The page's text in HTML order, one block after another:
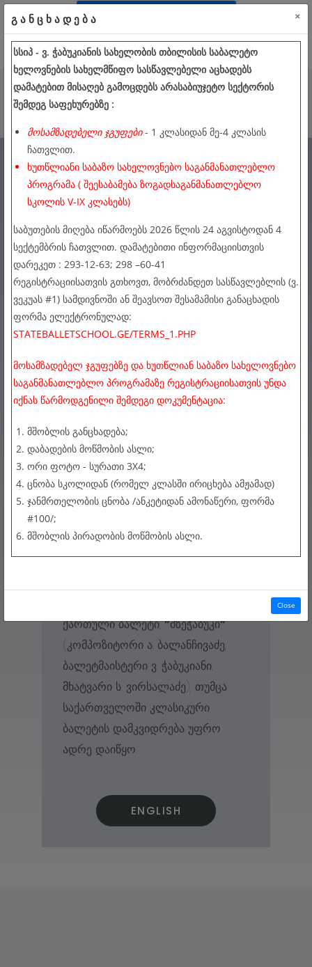
კონფიდენციალურობის პოლიტიკა
გ ა ნ ც ხ ა დ ე ბ ა ×
ᲡᲡᲘᲞ - Ვ. ᲭᲐᲑᲣᲙᲘᲐᲜᲘᲡ ᲡᲐᲮᲔᲚᲝᲑᲘᲡ ᲗᲑᲘᲚᲘᲡᲘᲡ ᲡᲐᲑᲐᲚᲔᲢᲝ
ᲮᲔᲚᲝᲕᲜᲔᲑᲘᲡ ᲡᲐᲮᲔᲚᲛᲬᲘᲤᲝ ᲡᲐᲡᲬᲐᲕᲚᲔᲑᲔᲚᲘ ᲐᲪᲮᲐᲓᲔᲑᲡ
ᲓᲐᲛᲐᲢᲔᲑᲘᲗ ᲛᲘᲡᲐᲦᲔᲑ ᲒᲐᲛᲝᲪᲓᲔᲑᲡ ᲐᲠᲐᲡᲐᲑᲘᲣᲯᲔᲢᲝ ᲡᲔᲥᲢᲝᲠᲘᲡ
ᲨᲔᲛᲓᲔᲒ ᲡᲐᲤᲔᲮᲣᲠᲔᲑᲖᲔ :
ᲛᲝᲡᲐᲛᲖᲐᲓᲔᲑᲔᲚᲘ ᲯᲒᲣᲤᲔᲑᲘ- 1 ᲙᲚᲐᲡᲘᲓᲐᲜ ᲛᲔ-4 ᲙᲚᲐᲡᲘᲡ
ᲩᲐᲗᲕᲚᲘᲗ.
ᲮᲣᲗᲬᲚᲘᲐᲜᲘ ᲡᲐᲑᲐᲖᲝ ᲡᲐᲮᲔᲚᲝᲕᲜᲔᲑᲝ ᲡᲐᲒᲐᲜᲛᲐᲜᲐᲗᲚᲔᲑᲚᲝ
ᲞᲠᲝᲒᲠᲐᲛᲐ ( ᲨᲔᲔᲡᲐᲑᲐᲛᲔᲑᲐ ᲖᲝᲒᲐᲓᲡᲐᲒᲐᲜᲛᲐᲜᲐᲗᲚᲔᲑᲚᲝ
ᲡᲙᲝᲚᲘᲡ V-IX ᲙᲚᲐᲡᲔᲑᲡ)
ᲡᲐᲑᲣᲗᲔᲑᲘᲡ ᲛᲘᲦᲔᲑᲐ ᲘᲬᲐᲠᲛᲝᲔᲑᲡ 2026 ᲬᲚᲘᲡ 24 ᲐᲒᲕᲘᲡᲢᲝᲓᲐᲜ 4
ᲡᲔᲥᲢᲔᲛᲑᲠᲘᲡ ᲩᲐᲗᲕᲚᲘᲗ. ᲓᲐᲛᲐᲢᲔᲑᲘᲗᲘ ᲘᲜᲤᲝᲠᲛᲐᲪᲘᲘᲡᲗᲕᲘᲡ
ᲓᲐᲠᲔᲙᲔᲗ : 293-12-63; 298 –60-41
ᲠᲔᲒᲘᲡᲢᲠᲐᲪᲘᲘᲡᲐᲗᲕᲘᲡ ᲒᲗᲮᲝᲕᲗ, ᲛᲝᲑᲠᲫᲐᲜᲓᲔᲗ ᲡᲐᲡᲬᲐᲕᲚᲔᲑᲚᲘᲡ (Ვ.
ᲕᲔᲙᲣᲐᲡ #1) ᲡᲐᲛᲓᲘᲕᲜᲝᲨᲘ ᲐᲜ ᲨᲔᲐᲕᲡᲝᲗ ᲨᲔᲡᲐᲛᲐᲛᲘᲡᲘ ᲒᲐᲜᲐᲪᲮᲐᲓᲘᲡ
ᲤᲝᲠᲛᲐ ᲔᲚᲔᲥᲢᲠᲝᲜᲣᲚᲐᲓ:
STATEBALLETSCHOOL.GE/TERMS_1.PHP
ᲛᲝᲡᲐᲛᲖᲐᲓᲔᲑᲔᲚ ᲯᲒᲣᲤᲔᲑᲖᲔ ᲓᲐ ᲮᲣᲗᲬᲚᲘᲐᲜ ᲡᲐᲑᲐᲖᲝ ᲡᲐᲮᲔᲚᲝᲕᲜᲔᲑᲝ
ᲡᲐᲒᲐᲜᲛᲐᲜᲐᲗᲚᲔᲑᲚᲝ ᲞᲠᲝᲒᲠᲐᲛᲐᲖᲔ ᲠᲔᲒᲘᲡᲢᲠᲐᲪᲘᲘᲡᲐᲗᲕᲘᲡ ᲣᲜᲓᲐ
ᲘᲥᲜᲐᲡ ᲬᲐᲠᲛᲝᲓᲒᲔᲜᲘᲚᲘ ᲨᲔᲛᲓᲔᲒᲘ ᲓᲝᲙᲣᲛᲔᲜᲢᲐᲪᲘᲐ:
ᲛᲨᲝᲑᲚᲘᲡ ᲒᲐᲜᲪᲮᲐᲓᲔᲑᲐ;
ᲓᲐᲑᲐᲓᲔᲑᲘᲡ ᲛᲝᲬᲛᲝᲑᲘᲡ ᲐᲡᲚᲘ;
ᲝᲠᲘ ᲤᲝᲢᲝ - ᲡᲣᲠᲐᲗᲘ 3X4;
ᲪᲜᲝᲑᲐ ᲡᲙᲝᲚᲘᲓᲐᲜ (ᲠᲝᲛᲔᲚ ᲙᲚᲐᲡᲨᲘ ᲘᲠᲘᲪᲮᲔᲑᲐ ᲐᲛᲟᲐᲛᲐᲓ)
ᲯᲐᲜᲛᲠᲗᲔᲚᲝᲑᲘᲡ ᲪᲜᲝᲑᲐ /ᲐᲜᲙᲔᲢᲘᲓᲐᲜ ᲐᲛᲝᲜᲐᲬᲔᲠᲘ, ᲤᲝᲠᲛᲐ
#100/;
ᲛᲨᲝᲑᲚᲘᲡ ᲞᲘᲠᲐᲓᲝᲑᲘᲡ ᲛᲝᲬᲛᲝᲑᲘᲡ ᲐᲡᲚᲘ.
Close
ვ. ჭაბუკიანის სახელობის
თბილისის საბალეტო
სასწავლებელი
1936წლის27დეკემბერი
კლასიკური ბალეტის დაბადების
თარიღად. ამ დღეს თბილისის
ქართული ბალეტი,“მზეჭაბუკი“
(კომპოზიტორი ა. ბალანჩივაძე,
ბალეტმაისტერი ვ. ჭაბუკიანი,
მხატვარი ს. ვირსალაძე), თუმცა
საქართველოში კლასიკური
ბალეტის დამკვიდრება უფრო
ადრე დაიწყო.
ENGLISH